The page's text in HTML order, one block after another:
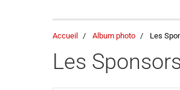
Accueil Album photo Les
Les